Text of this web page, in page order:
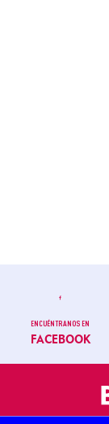
ENCUÉNTRANOS EN
FACEBOOK